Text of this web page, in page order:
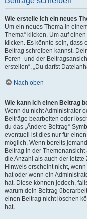
Wie erstelle ich ein neues
Um ein neues Thema in
Thema“ klicken. Um auf
klicken. Es könnte sein, dass
Beitrag schreiben kannst.
Foren- und der
erstellen“, „Du darfst
Nach oben
Wie kann ich einen Beitrag
Wenn du nicht Administrator
Beiträge bearbeiten oder
du das „Ändere Beitrag“-
eventuell ist dies nur für
möglich. Wenn bereits
Beitrag in der
die Anzahl als auch der
Hinweis erscheint nicht,
hat oder wenn ein
hat. Diese können jedoch,
warum dein Beitrag
einen Beitrag nicht löschen
hat.